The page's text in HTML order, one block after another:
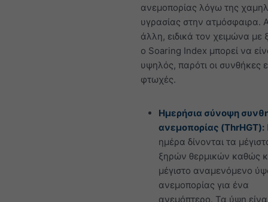
ανεμοπορίας λόγω της
υγρασίας στην ατμόσφαιρα.
άλλη, ειδικά τον χειμώνα με
ο Soaring Index μπορεί να
υψηλός, παρότι οι συνθήκες
φτωχές.
Ημερήσια σύνοψη
ανεμοπορίας (ThrHGT):
ημέρα δίνονται τα
ξηρών θερμικών καθώς
μέγιστο αναμενόμενο
ανεμοπορίας για ένα
ανεμόπτερο. Τα ύψη